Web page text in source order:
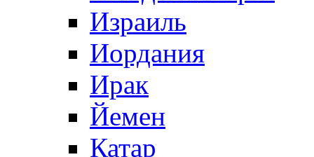
Израиль
Иордания
Ирак
Йемен
Катар